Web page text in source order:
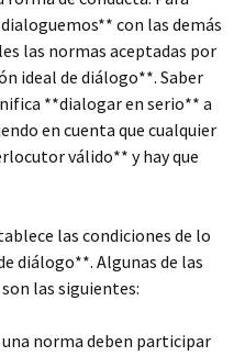
con las demás
las normas aceptadas por
ideal de diálogo**. Saber
**dialogar en serio** a
en cuenta que cualquier
válido** y hay que
las condiciones de lo
diálogo**. Algunas de las
las siguientes:
norma deben participar